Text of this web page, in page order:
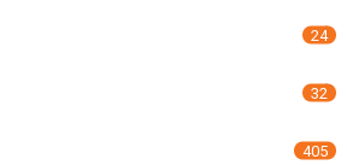
24
32
405